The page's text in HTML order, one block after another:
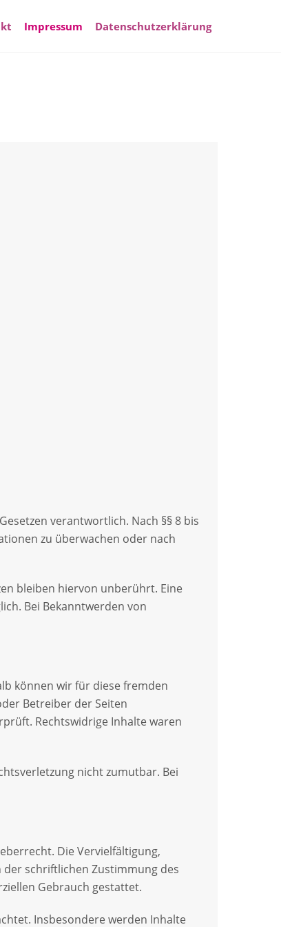
Impressum Datenschutzerklärung
verantwortlich. Nach §§ 8 bis
zu überwachen oder nach
bleiben hiervon unberührt. Eine
Bei Bekanntwerden von
können wir für diese fremden
Betreiber der Seiten
Rechtswidrige Inhalte waren
nicht zumutbar. Bei
Die Vervielfältigung,
schriftlichen Zustimmung des
Gebrauch gestattet.
Insbesondere werden Inhalte